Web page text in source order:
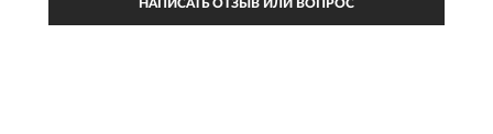
НАПИСАТЬ ОТЗЫВ ИЛИ ВОПРОС